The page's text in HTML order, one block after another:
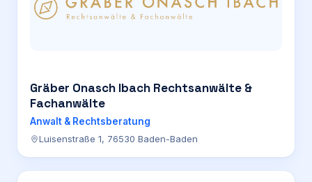
Gräber Onasch Ibach Rechtsanwälte &
Fachanwälte
Anwalt & Rechtsberatung
Luisenstraße 1, 76530 Baden-Baden